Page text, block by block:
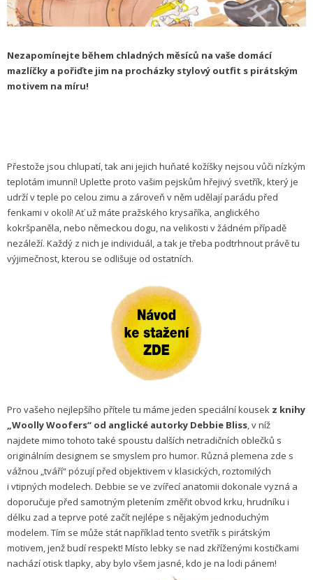
Nezapomínejte během chladných měsíců na vaše domácí
mazlíčky a pořiďte jim na procházky stylový outfit s pirátským
motivem na míru!
Přestože jsou chlupatí, tak ani jejich huňaté kožíšky nejsou vůči nízkým
teplotám imunní! Upleťte proto vašim pejskům hřejivý svetřík, který je
udrží v teple po celou zimu a zároveň v něm udělají parádu před
fenkami v okolí! Ať už máte pražského krysaříka, anglického
kokršpaněla, nebo německou dogu, na velikosti v žádném případě
nezáleží. Každý z nich je individuál, a tak je třeba podtrhnout právě tu
výjimečnost, kterou se odlišuje od ostatních.
Pro vašeho nejlepšího přítele tu máme jeden speciální kousek z knihy
„Woolly Woofers“ od anglické autorky Debbie Bliss, v níž
najdete mimo tohoto také spoustu dalších netradičních oblečků s
originálním designem se smyslem pro humor. Různá plemena zde s
vážnou „tváří“ pózují před objektivem v klasických, roztomilých
i vtipných modelech. Debbie se ve zvířecí anatomii dokonale vyzná a
doporučuje před samotným pletením změřit obvod krku, hrudníku i
délku zad a teprve poté začít nejlépe s nějakým jednoduchým
modelem. Tím se může stát například tento svetřík s pirátským
motivem, jenž budí respekt! Místo lebky se nad zkříženými kostičkami
nachází otisk tlapky, aby bylo všem jasné, kdo je na lodi pánem!